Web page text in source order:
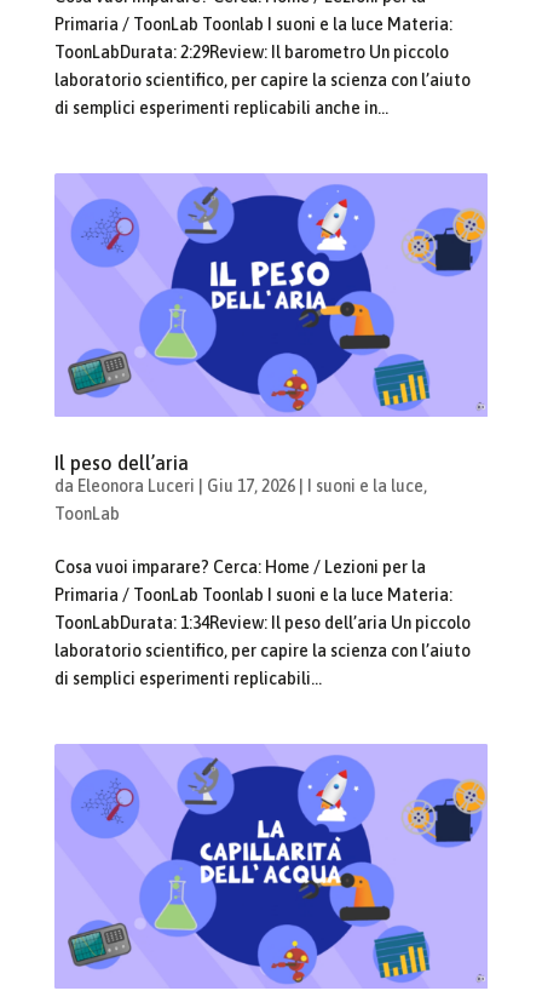
Primaria / ToonLab Toonlab I suoni e la luce Materia:
ToonLabDurata: 2:29Review: Il barometro Un piccolo
laboratorio scientifico, per capire la scienza con l’aiuto
di semplici esperimenti replicabili anche in...
Il peso dell’aria
da Eleonora Luceri Giu 17, 2026| I suoni e la luce,
ToonLab
Cosa vuoi imparare? Cerca: Home / Lezioni per la
Primaria / ToonLab Toonlab I suoni e la luce Materia:
ToonLabDurata: 1:34Review: Il peso dell’aria Un piccolo
laboratorio scientifico, per capire la scienza con l’aiuto
di semplici esperimenti replicabili...